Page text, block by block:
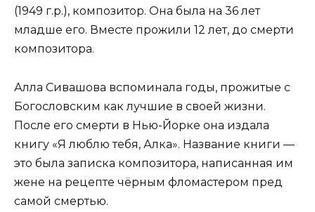
(1949 г.р.), композитор. Она была на 36 лет
младше его. Вместе прожили 12 лет, до смерти
композитора.
Алла Сивашова вспоминала годы, прожитые с
Богословским как лучшие в своей жизни.
После его смерти в Нью-Йорке она издала
книгу «Я люблю тебя, Алка». Название книги —
это была записка композитора, написанная им
жене на рецепте чёрным фломастером пред
самой смертью.